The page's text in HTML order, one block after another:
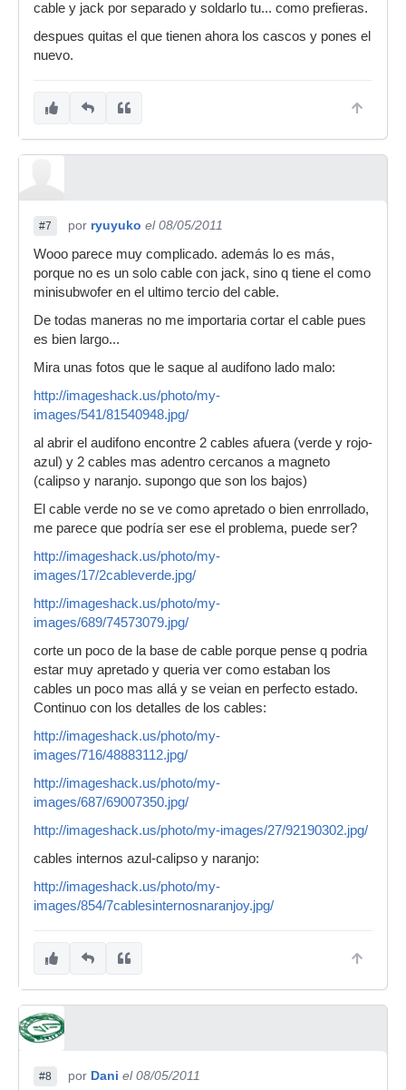
cable y jack por separado y soldarlo tu... como prefieras.
despues quitas el que tienen ahora los cascos y pones el
nuevo.
#7 por ryuyuko el 08/05/2011
Wooo parece muy complicado. además lo es más,
porque no es un solo cable con jack, sino q tiene el como
minisubwofer en el ultimo tercio del cable.
De todas maneras no me importaria cortar el cable pues
es bien largo...
Mira unas fotos que le saque al audifono lado malo:
http://imageshack.us/photo/my-
images/541/81540948.jpg/
al abrir el audifono encontre 2 cables afuera (verde y rojo-
azul) y 2 cables mas adentro cercanos a magneto
(calipso y naranjo. supongo que son los bajos)
El cable verde no se ve como apretado o bien enrrollado,
me parece que podría ser ese el problema, puede ser?
http://imageshack.us/photo/my-
images/17/2cableverde.jpg/
http://imageshack.us/photo/my-
images/689/74573079.jpg/
corte un poco de la base de cable porque pense q podria
estar muy apretado y queria ver como estaban los
cables un poco mas allá y se veian en perfecto estado.
Continuo con los detalles de los cables:
http://imageshack.us/photo/my-
images/716/48883112.jpg/
http://imageshack.us/photo/my-
images/687/69007350.jpg/
http://imageshack.us/photo/my-images/27/92190302.jpg/
cables internos azul-calipso y naranjo:
http://imageshack.us/photo/my-
images/854/7cablesinternosnaranjoy.jpg/
#8 por Dani el 08/05/2011